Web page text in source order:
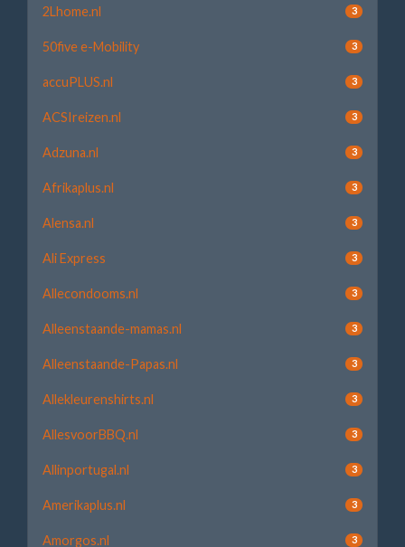
2Lhome.nl 3
50five e-Mobility 3
accuPLUS.nl 3
ACSIreizen.nl 3
Adzuna.nl 3
Afrikaplus.nl 3
Alensa.nl 3
Ali Express 3
Allecondooms.nl 3
Alleenstaande-mamas.nl 3
Alleenstaande-Papas.nl 3
Allekleurenshirts.nl 3
AllesvoorBBQ.nl 3
Allinportugal.nl 3
Amerikaplus.nl 3
Amorgos.nl 3